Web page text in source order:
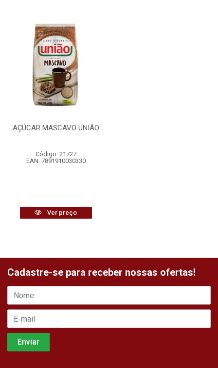
AÇÚCAR MASCAVO UNIÃO
Código: 21727
EAN: 7891910030330
Ver preço
Cadastre-se para receber nossas ofertas!